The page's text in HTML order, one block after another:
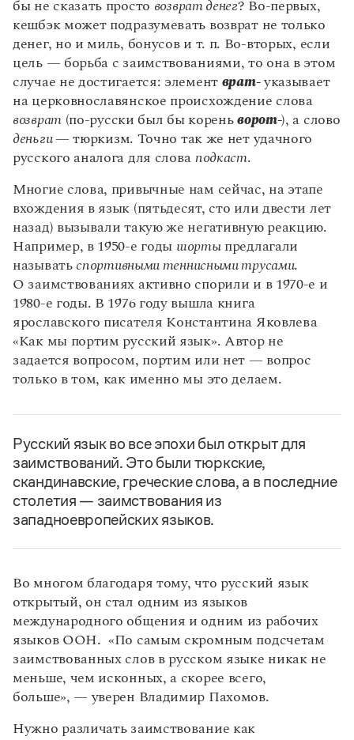
бы не сказать просто возврат денег? Во-первых,
кешбэк может подразумевать возврат не только
денег, но и миль, бонусов и т. п. Во-вторых, если
цель — борьба с заимствованиями, то она в этом
случае не достигается: элемент врат-указывает
на церковнославянское происхождение слова
возврат(по-русски был бы кореньворот-), а слово
деньги — тюркизм. Точно так же нет удачного
русского аналога для слова подкаст.
Многие слова, привычные нам сейчас, на этапе
вхождения в язык (пятьдесят, сто или двести лет
назад) вызывали такую же негативную реакцию.
Например, в 1950-е годы шортыпредлагали
называть спортивными теннисными трусами.
О заимствованиях активно спорили и в 1970-е и
1980-е годы. В 1976 году вышла книга
ярославского писателя Константина Яковлева
«Как мы портим русский язык». Автор не
задается вопросом, портим или нет — вопрос
только в том, как именно мы это делаем.
Русский язык во все эпохи был открыт для
заимствований. Это были тюркские,
скандинавские, греческие слова, а в последние
столетия — заимствования из
западноевропейских языков.
Во многом благодаря тому, что русский язык
открытый, он стал одним из языков
международного общения и одним из рабочих
языков ООН. «По самым скромным подсчетам
заимствованных слов в русском языке никак не
меньше, чем исконных, а скорее всего,
больше», — уверен Владимир Пахомов.
Нужно различать заимствование как